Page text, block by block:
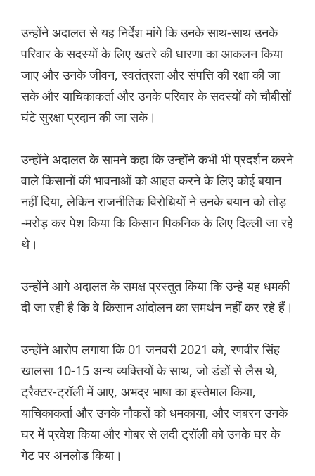
उन्होंने अदालत से यह निर्देश मांगे कि उनके साथ-साथ उनके
परिवार के सदस्यों के लिए खतरे की धारणा का आकलन किया
जाए और उनके जीवन, स्वतंत्रता और संपत्ति की रक्षा की जा
सके और याचिकाकर्ता और उनके परिवार के सदस्यों को चौबीसों
घंटे सुरक्षा प्रदान की जा सके।
उन्होंने अदालत के सामने कहा कि उन्होंने कभी भी प्रदर्शन करने
वाले किसानों की भावनाओं को आहत करने के लिए कोई बयान
नहीं दिया, लेकिन राजनीतिक विरोधियों ने उनके बयान को तोड़
-मरोड़ कर पेश किया कि किसान पिकनिक के लिए दिल्ली जा रहे
थे।
उन्होंने आगे अदालत के समक्ष प्रस्तुत किया कि उन्हे यह धमकी
दी जा रही है कि वे किसान आंदोलन का समर्थन नहीं कर रहे हैं।
उन्होंने आरोप लगाया कि 01 जनवरी 2021 को, रणवीर सिंह
खालसा 10-15 अन्य व्यक्तियों के साथ, जो डंडों से लैस थे,
ट्रैक्टर-ट्रॉली में आए, अभद्र भाषा का इस्तेमाल किया,
याचिकाकर्ता और उनके नौकरों को धमकाया, और जबरन उनके
घर में प्रवेश किया और गोबर से लदी ट्रॉली को उनके घर के
गेट पर अनलोड किया।